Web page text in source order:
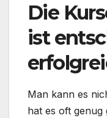
Die
ist
Man kann es
hat es oft genug